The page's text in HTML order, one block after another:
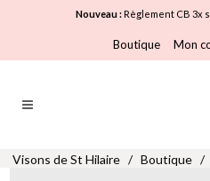
Nouveau :Règlement CB 3x
Boutique Mon
Visons de St Hilaire / Boutique /